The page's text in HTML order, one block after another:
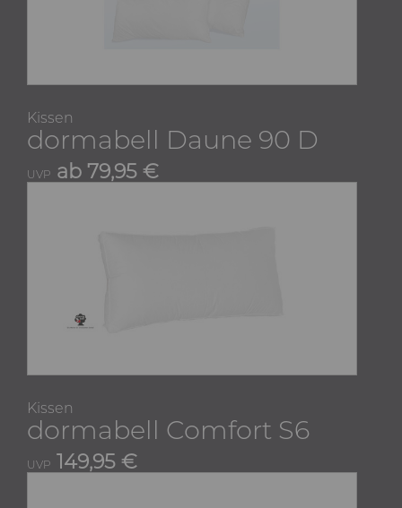
Kissen
dormabell Daune 90 D
UVP ab 79,95 €
Kissen
dormabell Comfort S6
UVP 149,95 €